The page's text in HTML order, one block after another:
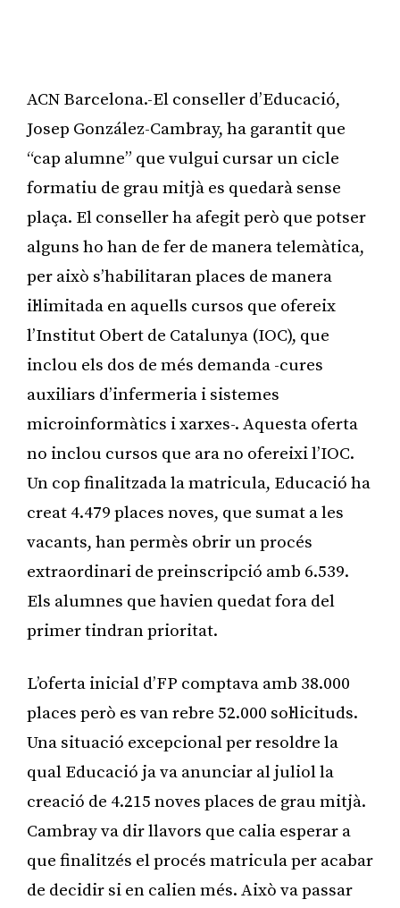
ACN Barcelona.-El conseller d’Educació,
Josep González-Cambray, ha garantit que
“cap alumne” que vulgui cursar un cicle
formatiu de grau mitjà es quedarà sense
plaça. El conseller ha afegit però que potser
alguns ho han de fer de manera telemàtica,
per això s’habilitaran places de manera
il·limitada en aquells cursos que ofereix
l’Institut Obert de Catalunya (IOC), que
inclou els dos de més demanda -cures
auxiliars d’infermeria i sistemes
microinformàtics i xarxes-. Aquesta oferta
no inclou cursos que ara no ofereixi l’IOC.
Un cop finalitzada la matricula, Educació ha
creat 4.479 places noves, que sumat a les
vacants, han permès obrir un procés
extraordinari de preinscripció amb 6.539.
Els alumnes que havien quedat fora del
primer tindran prioritat.
L’oferta inicial d’FP comptava amb 38.000
places però es van rebre 52.000 sol·licituds.
Una situació excepcional per resoldre la
qual Educació ja va anunciar al juliol la
creació de 4.215 noves places de grau mitjà.
Cambray va dir llavors que calia esperar a
que finalitzés el procés matricula per acabar
de decidir si en calien més. Això va passar